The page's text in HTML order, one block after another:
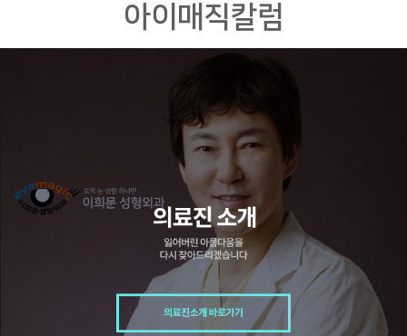
아이매직칼럼